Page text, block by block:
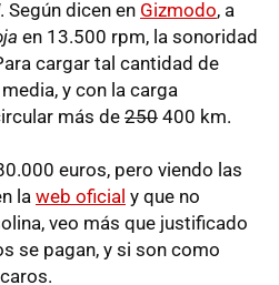
Según dicen en Gizmodo, a
en 13.500 rpm, la sonoridad
cargar tal cantidad de
y con la carga
más de 250 400 km.
euros, pero viendo las
laweb oficial y que no
veo más que justificado
se pagan, y si son como